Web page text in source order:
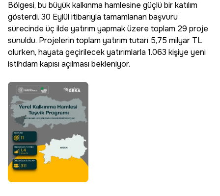
Bölgesi, bu büyük kalkınma hamlesine güçlü bir katılım
gösterdi. 30 Eylül itibarıyla tamamlanan başvuru
sürecinde üç ilde yatırım yapmak üzere toplam 29 proje
sunuldu. Projelerin toplam yatırım tutarı 5,75 milyar TL
olurken, hayata geçirilecek yatırımlarla 1.063 kişiye yeni
istihdam kapısı açılması bekleniyor.